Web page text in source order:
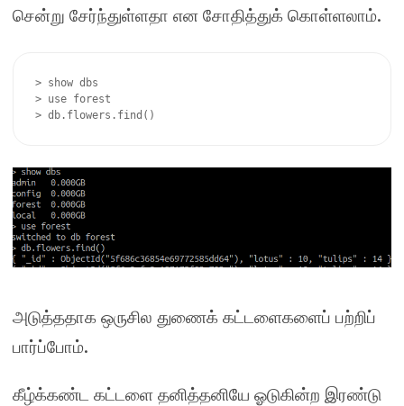
சென்று சேர்ந்துள்ளதா என சோதித்துக் கொள்ளலாம்.
> show dbs
> use forest
> db.flowers.find()
அடுத்ததாக ஒருசில துணைக் கட்டளைகளைப் பற்றிப்
பார்ப்போம்.
கீழ்க்கண்ட கட்டளை தனித்தனியே ஓடுகின்ற இரண்டு